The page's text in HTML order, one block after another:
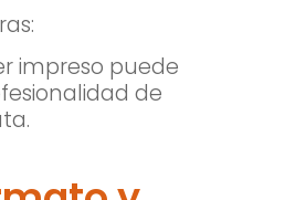
impreso puede
de